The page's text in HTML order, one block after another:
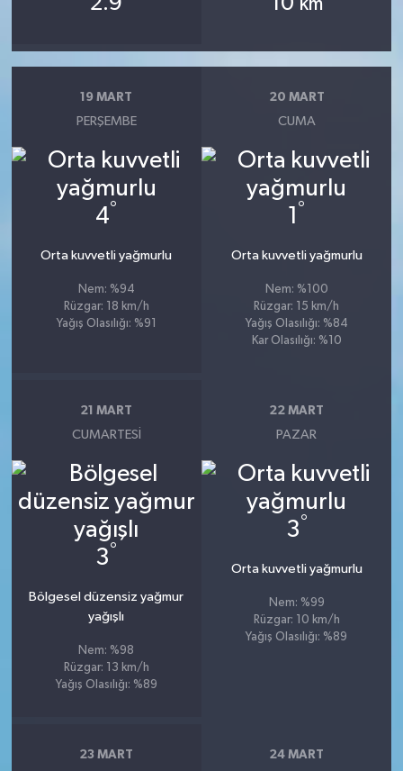
km
19 MART
PERŞEMBE
4°
Orta kuvvetli yağmurlu
Nem: %94
Rüzgar: 18 km/h
Yağış Olasılığı: %91
20 MART
CUMA
1 °
Orta kuvvetli yağmurlu
Nem: %100
Rüzgar: 15 km/h
Yağış Olasılığı: %84
Kar Olasılığı: %10
21 MART
CUMARTESI
3°
Bölgesel düzensiz yağmur
yağışlı
Nem: %98
Rüzgar: 13 km/h
Yağış Olasılığı: %89
22 MART
PAZAR
3°
Orta kuvvetli yağmurlu
Nem: %99
Rüzgar: 10 km/h
Yağış Olasılığı: %89
23 MART 24 MART